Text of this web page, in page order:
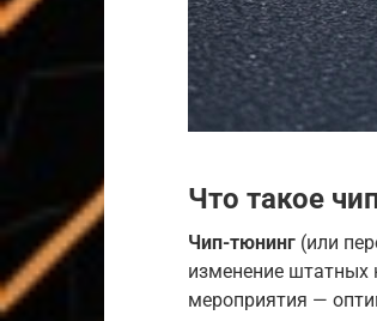
Что такое
Чип-тюнинг (или
изменение штатных
мероприятия —